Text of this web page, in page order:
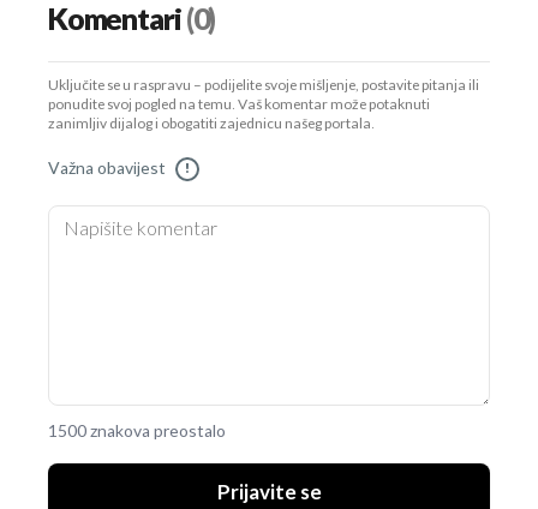
Komentari(0)
Uključite se u raspravu – podijelite svoje mišljenje, postavite pitanja ili
ponudite svoj pogled na temu. Vaš komentar može potaknuti
zanimljiv dijalog i obogatiti zajednicu našeg portala.
Važna obavijest !
1500 znakova preostalo
Prijavite se